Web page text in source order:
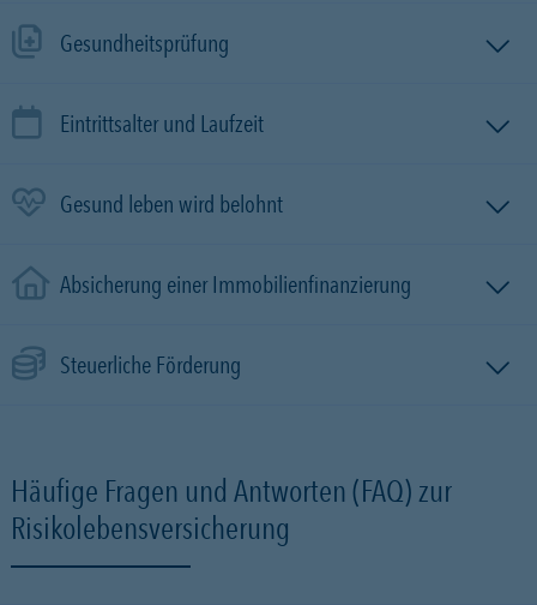
Gesundheitsprüfung
Eintrittsalter und Laufzeit
Gesund leben wird belohnt
Absicherung einer Immobilien­finanzierung
Steuerliche Förderung
Häufige Fragen und Antworten (FAQ) zur
Risikolebensversicherung